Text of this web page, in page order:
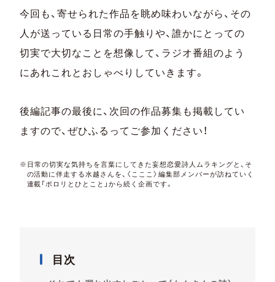
今回も、寄せられた作品を眺め味わいながら、その
人が送っている日常の手触りや、誰かにとっての
切実で大切なことを想像して、ラジオ番組のよう
にあれこれとおしゃべりしていきます。
後編記事の最後に、次回の作品募集も掲載してい
ますので、ぜひふるってご参加ください！
※日常の切実な気持ちを言葉にしてきた妄想恋愛詩人ムラキングと、そ
の活動に伴走する水越さんを、〈こここ〉編集部メンバーが訪ねていく
連載「ポロリとひとこと」から続く企画です。
目次